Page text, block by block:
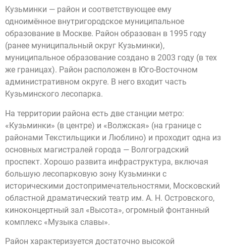
Кузьминки — район и соответствующее ему
одноимённое внутригородское муниципальное
образование в Москве. Район образован в 1995 году
(ранее муниципальный округ Кузьминки),
муниципальное образование создано в 2003 году (в тех
же границах). Район расположен в Юго-Восточном
административном округе. В него входит часть
Кузьминского лесопарка.
На территории района есть две станции метро:
«Кузьминки» (в центре) и «Волжская» (на границе с
районами Текстильщики и Люблино) и проходит одна из
основных магистралей города — Волгоградский
проспект. Хорошо развита инфраструктура, включая
большую лесопарковую зону Кузьминки с
историческими достопримечательностями, Московский
областной драматический театр им. А. Н. Островского,
киноконцертный зал «Высота», огромный фонтанный
комплекс «Музыка славы».
Район характеризуется достаточно высокой